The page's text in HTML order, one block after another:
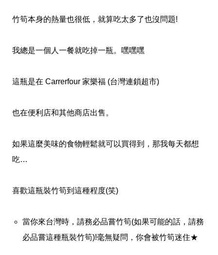
竹筍本身的熱量也很低，就算吃太多了也沒問題!
我總是一個人一餐就吃掉一瓶。嘿嘿嘿
這瓶是在 Carrerfour 家樂福 (台灣連鎖超市)
也在便利店和其他商店出售。
如果這麼美味的食物輕鬆就可以買得到，那我每天都想
吃…
喜歡這瓶裝竹筍到這種程度(笑)
當你來台灣時，請務必品嘗竹筍(如果可能的話，請務
必品嘗這種瓶裝竹筍)!毫無疑問，你會被竹筍迷住★